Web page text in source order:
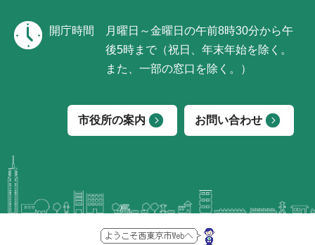
開庁時間
月曜日～金曜日の午前8時30分から午
後5時まで（祝日、年末年始を除く。
また、一部の窓口を除く。）
市役所の案内 お問い合わせ